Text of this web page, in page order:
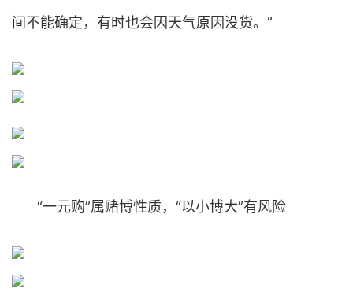
间不能确定，有时也会因天气原因没货。”
“一元购”属赌博性质，“以小博大”有风险